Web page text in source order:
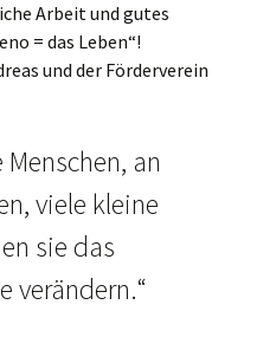
Arbeit und gutes
= das Leben“!
und der Förderverein
Menschen, an
viele kleine
sie das
verändern.“